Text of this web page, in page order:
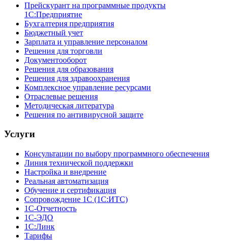
Прейскурант на программные продукты
1С:Предприятие
Бухгалтерия предприятия
Бюджетный учет
Зарплата и управление персоналом
Решения для торговли
Документооборот
Решения для образования
Решения для здравоохранения
Комплексное управление ресурсами
Отраслевые решения
Методическая литература
Решения по антивирусной защите
Услуги
Консультации по выбору программного обеспечения
Линия технической поддержки
Настройка и внедрение
Реальная автоматизация
Обучение и сертификация
Сопровождение 1С (1С:ИТС)
1С-Отчетность
1С-ЭДО
1С:Линк
Тарифы